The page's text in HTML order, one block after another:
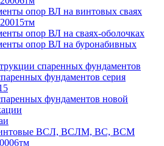
опор ВЛ на винтовых сваях
опор ВЛ на сваях-оболочках
опор ВЛ на буронабивных
спаренных фундаментов
фундаментов серия
фундаментов новой
ВСЛ, ВСЛМ, ВС, ВСМ